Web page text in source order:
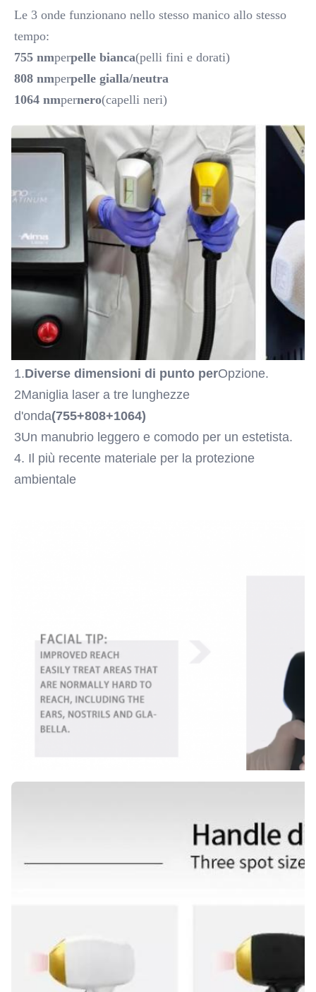
Le 3 onde funzionano nello stesso manico allo stesso
tempo:
755 nmperpelle bianca(pelli fini e dorati)
808 nmperpelle gialla/neutra
1064 nmpernero(capelli neri)
1.Diverse dimensioni di punto perOpzione.
2Maniglia laser a tre lunghezze
d'onda(755+808+1064)
3Un manubrio leggero e comodo per un estetista.
4. Il più recente materiale per la protezione
ambientale